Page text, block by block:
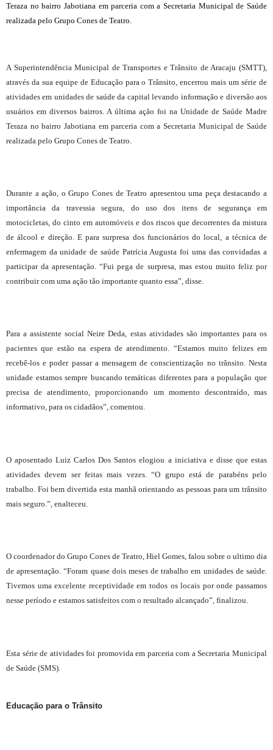
Teraza no bairro Jabotiana em parceria com a Secretaria Municipal de Saúde
realizada pelo Grupo Cones de Teatro.
A Superintendência Municipal de Transportes e Trânsito de Aracaju (SMTT),
através da sua equipe de Educação para o Trânsito, encerrou mais um série de
atividades em unidades de saúde da capital levando informação e diversão aos
usuários em diversos bairros. A última ação foi na Unidade de Saúde Madre
Teraza no bairro Jabotiana em parceria com a Secretaria Municipal de Saúde
realizada pelo Grupo Cones de Teatro.
Durante a ação, o Grupo Cones de Teatro apresentou uma peça destacando a
importância da travessia segura, do uso dos itens de segurança em
motocicletas, do cinto em automóveis e dos riscos que decorrentes da mistura
de álcool e direção. E para surpresa dos funcionários do local, a técnica de
enfermagem da unidade de saúde Patrícia Augusta foi uma das convidadas a
participar da apresentação. “Fui pega de surpresa, mas estou muito feliz por
contribuir com uma ação tão importante quanto essa”, disse.
Para a assistente social Neire Deda, estas atividades são importantes para os
pacientes que estão na espera de atendimento. “Estamos muito felizes em
recebê-los e poder passar a mensagem de conscientização no trânsito. Nesta
unidade estamos sempre buscando temáticas diferentes para a população que
precisa de atendimento, proporcionando um momento descontraído, mas
informativo, para os cidadãos”, comentou.
O aposentado Luiz Carlos Dos Santos elogiou a iniciativa e disse que estas
atividades devem ser feitas mais vezes. “O grupo está de parabéns pelo
trabalho. Foi bem divertida esta manhã orientando as pessoas para um trânsito
mais seguro.”, enalteceu.
O coordenador do Grupo Cones de Teatro, Hiel Gomes, falou sobre o ultimo dia
de apresentação. “Foram quase dois meses de trabalho em unidades de saúde.
Tivemos uma excelente receptividade em todos os locais por onde passamos
nesse período e estamos satisfeitos com o resultado alcançado”, finalizou.
Esta série de atividades foi promovida em parceria com a Secretaria Municipal
de Saúde (SMS).
Educação para o Trânsito